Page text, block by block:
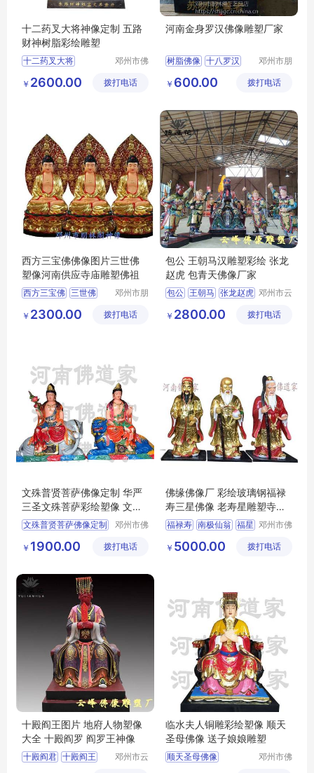
十二药叉大将神像定制 五路
财神树脂彩绘雕塑
十二药叉大将
河南佛道家
邓州市佛
厂
￥ 2600.00 拨打电话
河南金身罗汉佛像雕塑厂家
树脂佛像 十八罗汉
邓州市朋
品店
￥ 600.00 拨打电话
西方三宝佛佛像图片三世佛
塑像河南供应寺庙雕塑佛祖
西方三宝佛 三世佛
邓州市朋
品店
￥ 2300.00 拨打电话
包公 王朝马汉雕塑彩绘 张龙
赵虎 包青天佛像厂家
包公 王朝马 张龙赵虎 邓州市云
塑厂
￥ 2800.00 拨打电话
文殊普贤菩萨佛像定制 华严
三圣文殊菩萨彩绘塑像 文殊
师利法王子
文殊普贤菩萨佛像定制
文殊菩萨彩绘塑像
邓州市佛
厂
￥ 1900.00 拨打电话
佛缘佛像厂 彩绘玻璃钢福禄
寿三星佛像 老寿星雕塑寺庙
神
福禄寿 南极仙翁 福星 邓州市佛
厂
￥ 5000.00 拨打电话
十殿阎王图片 地府人物塑像
大全 十殿阎罗 阎罗王神像
十殿阎君 十殿阎王
邓州市云
临水夫人铜雕彩绘塑像 顺天
圣母佛像 送子娘娘雕塑
顺天圣母佛像
邓州市佛